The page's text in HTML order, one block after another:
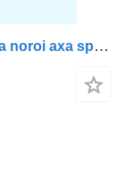
Altă componentă a cabinei Suport aripa noroi axa spate dreapta 100346236 pentru cap tractor Scania MODEL R